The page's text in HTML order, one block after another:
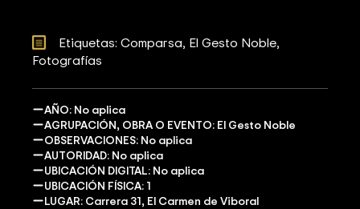
Etiquetas: Comparsa El Gesto Noble
Fotografías
AÑO: No aplica
AGRUPACIÓN, OBRA O EVENTO: El Gesto Noble
OBSERVACIONES: No aplica
AUTORIDAD: No aplica
UBICACIÓN DIGITAL: No aplica
UBICACIÓN FÍSICA: 1
LUGAR: Carrera 31, El Carmen de Viboral